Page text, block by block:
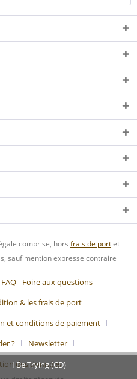
comprise, hors frais de portet
sauf mention expresse contraire
FAQ - Foire aux questions
& les frais de port
et conditions de paiement
?
Newsletter
des données
I Be Trying (CD)